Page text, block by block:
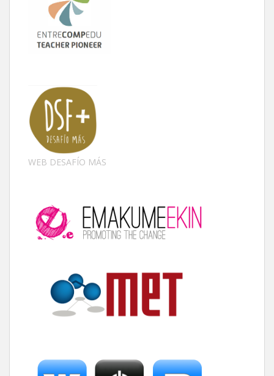
WEB DESAFÍO MÁS